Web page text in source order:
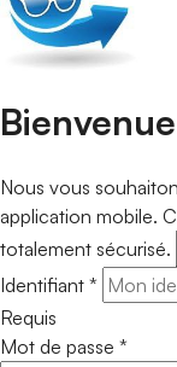
Bienvenue
Nous vous
application mobile.
totalement sécurisé.
Identifiant *
Requis
Mot de passe *